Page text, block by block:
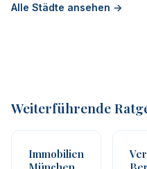
Alle Städte ansehen ->
Weiterführende
Immobilien